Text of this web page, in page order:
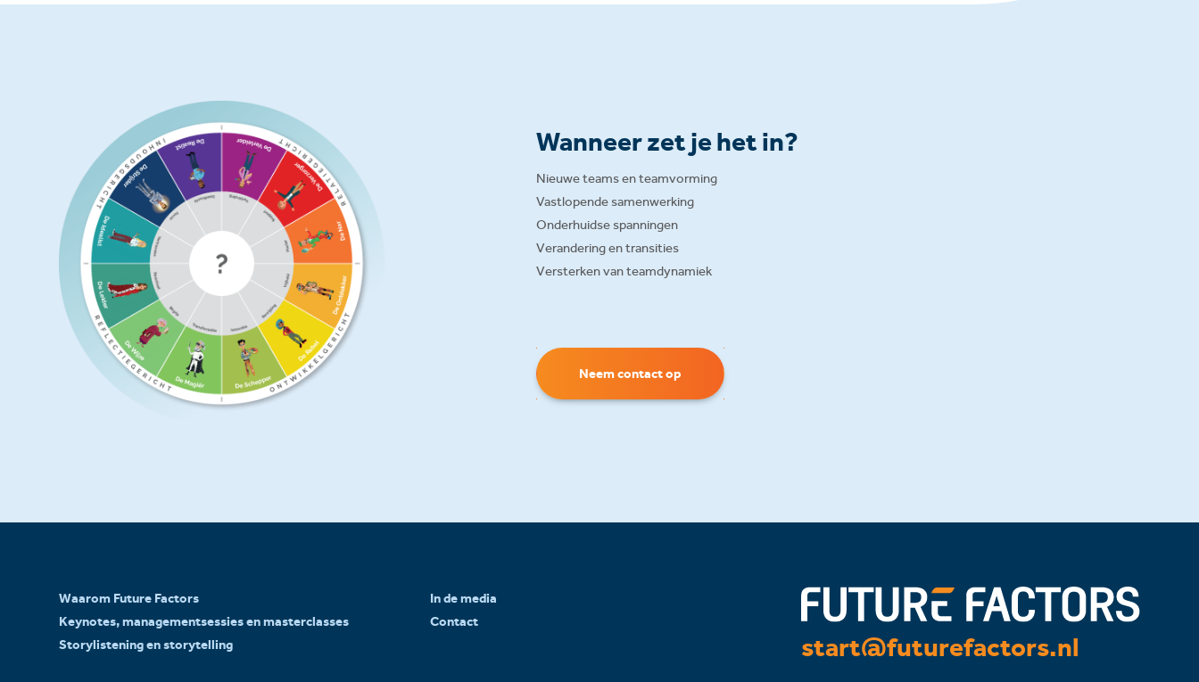
Wanneer zet je het in?
Nieuwe teams en teamvorming
Vastlopende samenwerking
Onderhuidse spanningen
Verandering en transities
Versterken van teamdynamiek
Neem contact op
Waarom Future Factors
Keynotes, managementsessies en masterclasses
Storylistening en storytelling
In de media
Contact
start@futurefactors.nl